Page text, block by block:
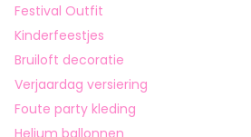
Festival Outfit
Kinderfeestjes
Bruiloft decoratie
Verjaardag versiering
Foute party kleding
Helium ballonnen